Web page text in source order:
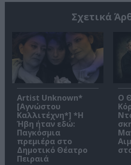
Σχετικά
Artist Unknown*
[Αγνώστου
Καλλιτέχνη*] *Η
Ήβη ήταν εδώ:
Παγκόσμια
πρεμιέρα στο
Δημοτικό Θέατρο
Πειραιά
Ο